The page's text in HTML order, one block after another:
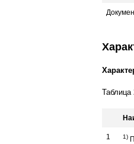
Таблица
1 1)